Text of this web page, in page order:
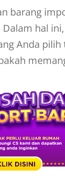
barang
Dalam hal
Anda